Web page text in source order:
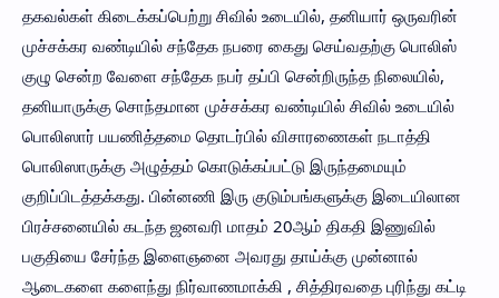
தகவல்கள் கிடைக்கப்பெற்று சிவில் உடையில், தனியார் ஒருவரின்
முச்சக்கர வண்டியில் சந்தேக நபரை கைது செய்வதற்கு பொலிஸ்
குழு சென்ற வேளை சந்தேக நபர் தப்பி சென்றிருந்த நிலையில்,
தனியாருக்கு சொந்தமான முச்சக்கர வண்டியில் சிவில் உடையில்
பொலிஸார் பயணித்தமை தொடர்பில் விசாரணைகள் நடாத்தி
பொலிஸாருக்கு அழுத்தம் கொடுக்கப்பட்டு இருந்தமையும்
குறிப்பிடத்தக்கது. பின்னணி இரு குடும்பங்களுக்கு இடையிலான
பிரச்சனையில் கடந்த ஜனவரி மாதம் 20ஆம் திகதி இணுவில்
பகுதியை சேர்ந்த இளைஞனை அவரது தாய்க்கு முன்னால்
ஆடைகளை களைந்து நிர்வாணமாக்கி , சித்திரவதை புரிந்து கட்டி